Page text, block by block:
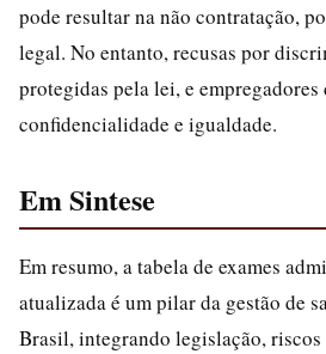
pode resultar na não contratação,
legal. No entanto, recusas por
protegidas pela lei, e empregadores
confidencialidade e igualdade.
Em Sintese
Em resumo, a tabela de exames
atualizada é um pilar da gestão de
Brasil, integrando legislação,